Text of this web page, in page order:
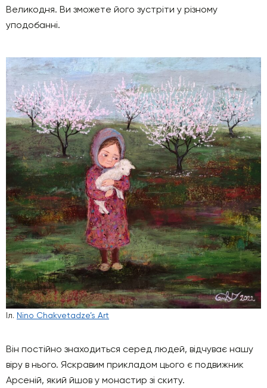
Великодня. Ви зможете його зустріти у різному
уподобанні.
Іл. Nino Chakvetadze’s Art
Він постійно знаходиться серед людей, відчуває нашу
віру в нього. Яскравим прикладом цього є подвижник
Арсеній, який йшов у монастир зі скиту.